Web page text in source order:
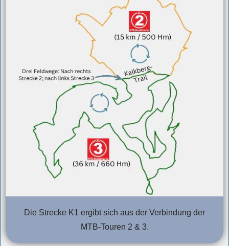
Die Strecke K1 ergibt sich aus der Verbindung der
MTB-Touren 2 & 3.